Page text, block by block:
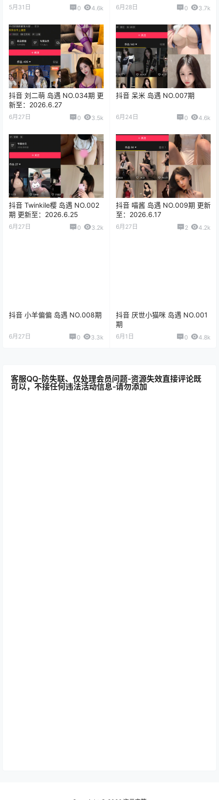
5月31日 0 4.6k 6月28日 0 3.7k
抖音 刘二萌 岛遇 NO.034期 更
新至：2026.6.27
6月27日 0 3.5k
抖音 呆米 岛遇 NO.007期
6月24日 0 4.6k
抖音 Twinkile樱 岛遇 NO.002
期 更新至：2026.6.25
6月27日 0 3.2k
抖音 喵酱 岛遇 NO.009期 更新
至：2026.6.17
6月27日 2 4.2k
抖音 小羊偏偏 岛遇 NO.008期
6月27日 0 3.3k
抖音 厌世小猫咪 岛遇 NO.001
期
6月1日 0 4.8k
客服QQ-防失联、仅处理会员问题-资源失效直接评论既
可以，不接任何违法活动信息-请勿添加